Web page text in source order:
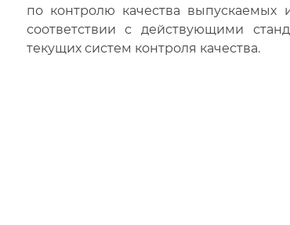
по контролю качества выпускаемых
соответствии с действующими
текущих систем контроля качества.